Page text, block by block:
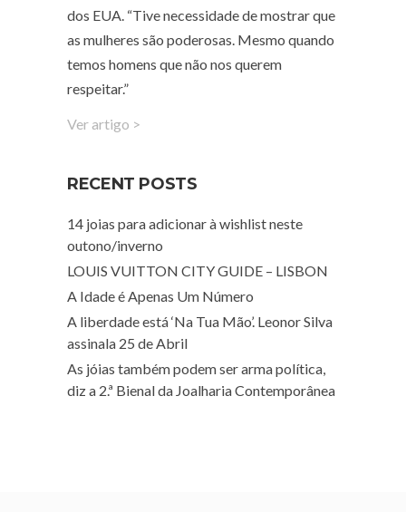
dos EUA. “Tive necessidade de mostrar que
as mulheres são poderosas. Mesmo quando
temos homens que não nos querem
respeitar.”
Ver artigo >
RECENT POSTS
14 joias para adicionar à wishlist neste
outono/inverno
LOUIS VUITTON CITY GUIDE – LISBON
A Idade é Apenas Um Número
A liberdade está ‘Na Tua Mão’. Leonor Silva
assinala 25 de Abril
As jóias também podem ser arma política,
diz a 2.ª Bienal da Joalharia Contemporânea